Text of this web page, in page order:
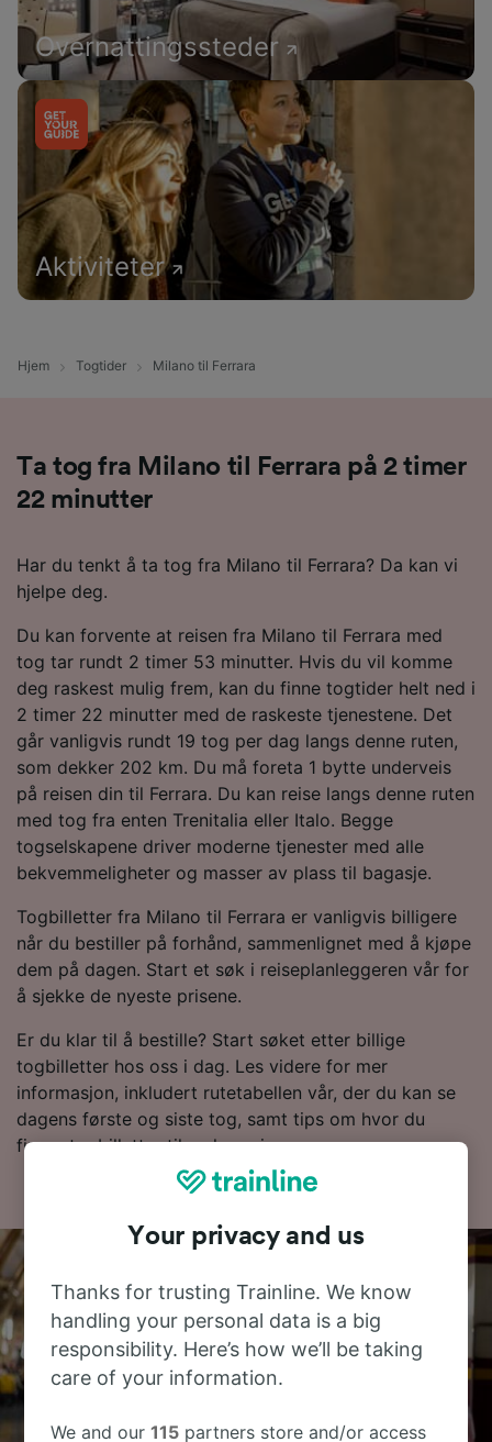
Overnattingssteder
Aktiviteter
Hjem Togtider Milano til Ferrara
Ta tog fra Milano til Ferrara på 2 timer
22 minutter
Har du tenkt å ta tog fra Milano til Ferrara? Da kan vi
hjelpe deg.
Du kan forvente at reisen fra Milano til Ferrara med
tog tar rundt 2 timer 53 minutter. Hvis du vil komme
deg raskest mulig frem, kan du finne togtider helt ned i
2 timer 22 minutter med de raskeste tjenestene. Det
går vanligvis rundt 19 tog per dag langs denne ruten,
som dekker 202 km. Du må foreta 1 bytte underveis
på reisen din til Ferrara. Du kan reise langs denne ruten
med tog fra enten Trenitalia eller Italo. Begge
togselskapene driver moderne tjenester med alle
bekvemmeligheter og masser av plass til bagasje.
Togbilletter fra Milano til Ferrara er vanligvis billigere
når du bestiller på forhånd, sammenlignet med å kjøpe
dem på dagen. Start et søk i reiseplanleggeren vår for
å sjekke de nyeste prisene.
Er du klar til å bestille? Start søket etter billige
togbilletter hos oss i dag. Les videre for mer
informasjon, inkludert rutetabellen vår, der du kan se
dagens første og siste tog, samt tips om hvor du
finner togbilletter til en lav pris.
Your privacy and us
Thanks for trusting Trainline. We know
handling your personal data is a big
responsibility. Here’s how we’ll be taking
care of your information.
We and our115 partners store and/or access